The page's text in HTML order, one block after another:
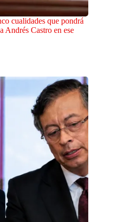
cualidades que pondrá
Andrés Castro en ese